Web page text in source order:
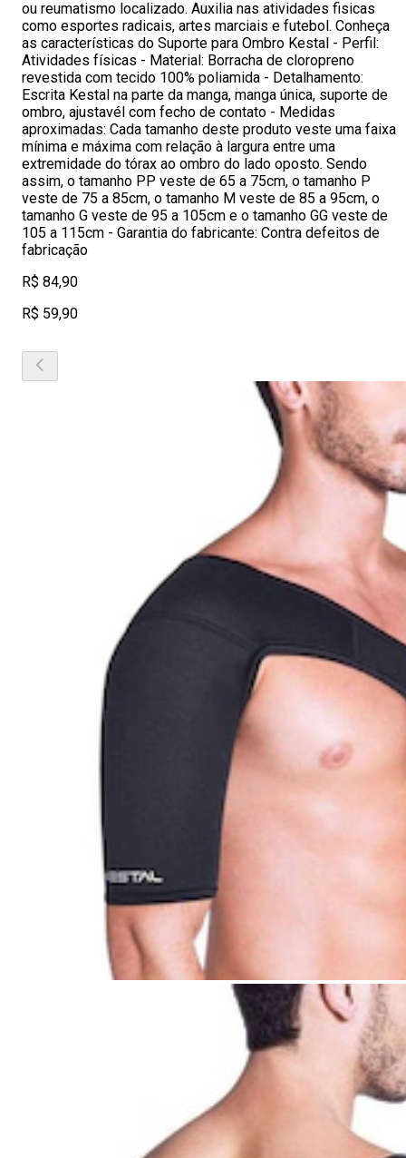
ou reumatismo localizado. Auxilia nas atividades fisicas
como esportes radicais, artes marciais e futebol. Conheça
as características do Suporte para Ombro Kestal - Perfil:
Atividades físicas - Material: Borracha de cloropreno
revestida com tecido 100% poliamida - Detalhamento:
Escrita Kestal na parte da manga, manga única, suporte de
ombro, ajustavél com fecho de contato - Medidas
aproximadas: Cada tamanho deste produto veste uma faixa
mínima e máxima com relação à largura entre uma
extremidade do tórax ao ombro do lado oposto. Sendo
assim, o tamanho PP veste de 65 a 75cm, o tamanho P
veste de 75 a 85cm, o tamanho M veste de 85 a 95cm, o
tamanho G veste de 95 a 105cm e o tamanho GG veste de
105 a 115cm - Garantia do fabricante: Contra defeitos de
fabricação
R$ 84,90
R$ 59,90